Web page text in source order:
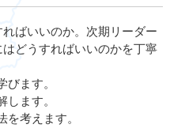
ばいいのか。次期リーダー
どうすればいいのかを丁寧
ます。
ます。
考えます。